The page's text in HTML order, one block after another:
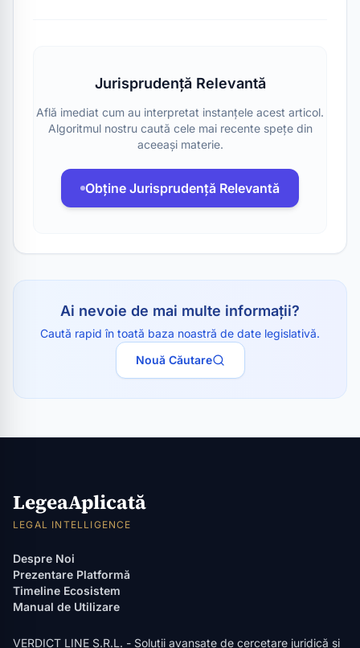
Jurisprudență Relevantă
Află imediat cum au interpretat instanțele acest articol.
Algoritmul nostru caută cele mai recente spețe din
aceeași materie.
Obține Jurisprudență Relevantă
Ai nevoie de mai multe informații?
Caută rapid în toată baza noastră de date legislativă.
Nouă Căutare
LegeaAplicată
LEGAL INTELLIGENCE
Despre Noi
Prezentare Platformă
Timeline Ecosistem
Manual de Utilizare
VERDICT LINE S.R.L. - Soluții avansate de cercetare juridică și